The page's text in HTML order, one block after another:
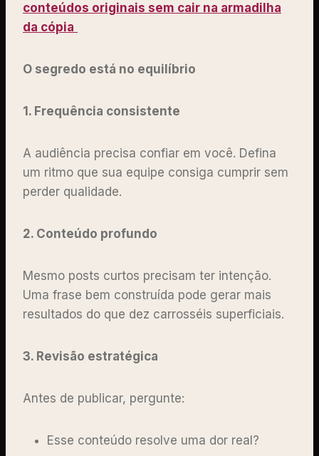
conteúdos originais sem cair na armadilha
da cópia
O segredo está no equilíbrio
1. Frequência consistente
A audiência precisa confiar em você. Defina
um ritmo que sua equipe consiga cumprir sem
perder qualidade.
2. Conteúdo profundo
Mesmo posts curtos precisam ter intenção.
Uma frase bem construída pode gerar mais
resultados do que dez carrosséis superficiais.
3. Revisão estratégica
Antes de publicar, pergunte:
Esse conteúdo resolve uma dor real?